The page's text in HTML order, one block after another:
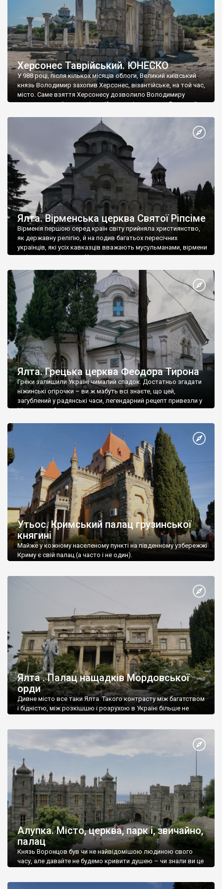
Херсонес Таврійський. ЮНЕСКО
У 988 році, після кількох місяців облоги, Великий київський
князь Володимир захопив Херсонес, візантійське, на той час,
місто. Саме взяття Херсонесу дозволило Володимиру
диктувати свої умови візантійському імператору Василю ІІ, та
Херсонесі Володимир-язичник, став Василем-християнином.
А потім було Хрещення Русі. На честь Херсонесу Таврійського
Ялта. Вірменська церква Святої Ріпсіме
Вірменія першою серед країн світу прийняла християнство,
як державну релігію, й на подив багатьох пересічних
українців, які усіх кавказців вважають мусульманами, вірмени
є відданими вірянами Христа
Ялта. Грецька церква Феодора Тирона
Греки залишили Україні чималий спадок. Достатньо згадати
ніжинські огірочки – ви ж мабуть всі знаєте, що цей,
загублений у радянські часи, легендарний рецепт привезли у
Ніжин греки?
Утьос. Кримський палац грузинської
княгині
Майже у кожному населеному пункті на південному узбережжі
Криму є свій палац (а часто і не один).
Ялта . Палац нащадків Мордовської
орди
Дивне місто все таки Ялта. Такого контрасту між багатством
і бідністю, між розкішшю і розрухою в Україні більше не
Алупка. Місто, церква, парк і, звичайно,
палац
Князь Воронцов був чи не найвідомішою людиною свого
часу, але давайте не будемо кривити душею – чи знали ви це